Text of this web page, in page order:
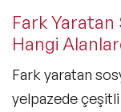
Fark
Hangi
Fark yaratan
yelpazede